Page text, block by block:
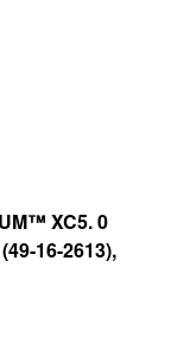
XC5. 0
16-2613),